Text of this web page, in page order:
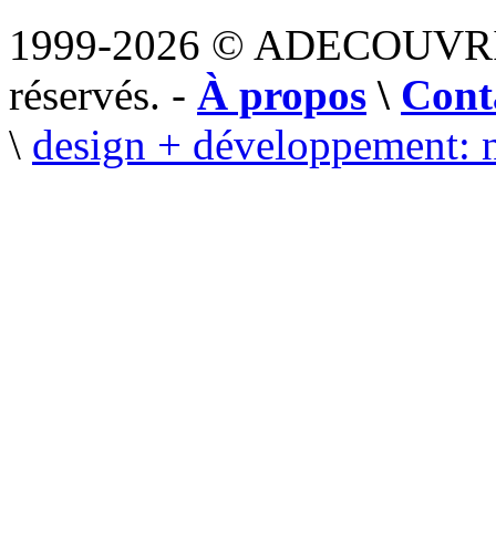
1999-2026 ©
réservés. - À propos \
\ design + développement: